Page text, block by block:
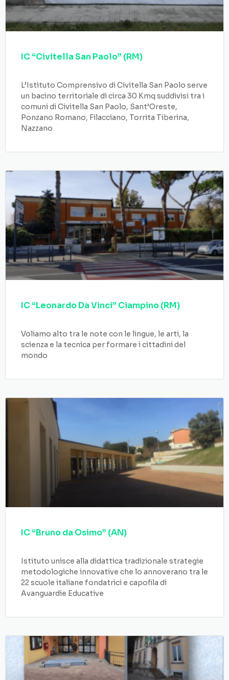
IC “Civitella San Paolo” (RM)
L’Istituto Comprensivo di Civitella San Paolo serve
un bacino territoriale di circa 30 Kmq suddivisi tra i
comuni di Civitella San Paolo, Sant’Oreste,
Ponzano Romano, Filacciano, Torrita Tiberina,
Nazzano
IC “Leonardo Da Vinci” Ciampino (RM)
Voliamo alto tra le note con le lingue, le arti, la
scienza e la tecnica per formare i cittadini del
mondo
IC “Bruno da Osimo” (AN)
Istituto unisce alla didattica tradizionale strategie
metodologiche innovative che lo annoverano tra le
22 scuole italiane fondatrici e capofila di
Avanguardie Educative